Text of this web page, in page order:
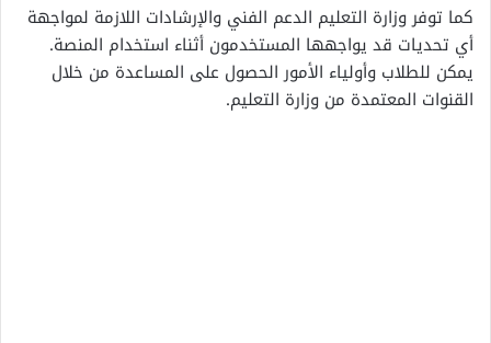
كما توفر وزارة التعليم الدعم الفني والإرشادات اللازمة لمواجهة
أي تحديات قد يواجهها المستخدمون أثناء استخدام المنصة.
يمكن للطلاب وأولياء الأمور الحصول على المساعدة من خلال
القنوات المعتمدة من وزارة التعليم.